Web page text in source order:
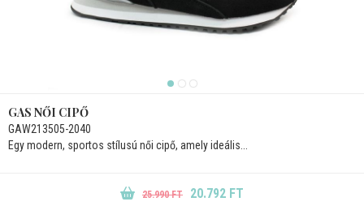
GAS NŐI CIPŐ
GAW213505-2040
Egy modern, sportos stílusú női cipő, amely ideális...
25.990 FT 20.792 FT